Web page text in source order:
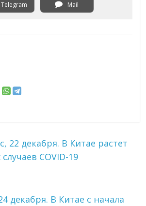
Telegram Mail
22 декабря. В Китае растет
COVID-19
декабря. В Китае с начала